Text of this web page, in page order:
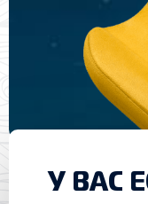
У ВАС